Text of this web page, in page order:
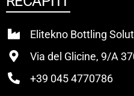
Elitekno Bottling
Via del Glicine, 9/A
+39 045 4770786